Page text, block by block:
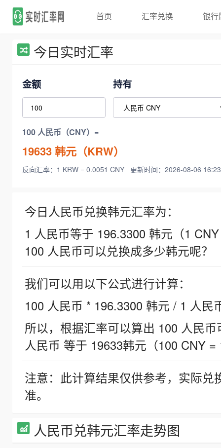
首页 汇率兑换 银行
今日实时汇率
金额 持有
100 人民币（CNY）=
19633韩元（KRW）
反向汇率：1 KRW = 0.0051 CNY 更新时间：2026-08-06
今日人民币兑换韩元汇率为：
1 人民币等于 196.3300 韩元（1
100 人民币可以兑换成多少韩元呢？
我们可以用以下公式进行计算：
100 人民币 * 196.3300 韩元 / 1 人民
所以，根据汇率可以算出 100 人民
人民币 等于 19633韩元（100 CNY =
注意：此计算结果仅供参考，实际
准。
人民币兑韩元汇率走势图